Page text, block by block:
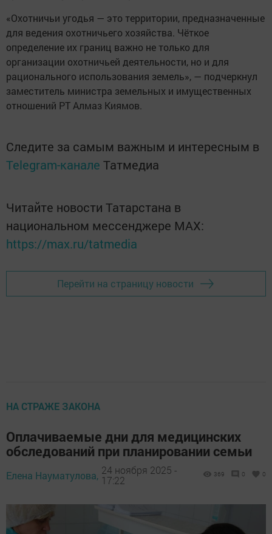
«Охотничьи угодья — это территории, предназначенные
для ведения охотничьего хозяйства. Чёткое
определение их границ важно не только для
организации охотничьей деятельности, но и для
рационального использования земель», — подчеркнул
заместитель министра земельных и имущественных
отношений РТ Алмаз Киямов.
Следите за самым важным и интересным в
Telegram-канале Татмедиа
Читайте новости Татарстана в
национальном мессенджере MАХ:
https://max.ru/tatmedia
Перейти на страницу новости
НА СТРАЖЕ ЗАКОНА
Оплачиваемые дни для медицинских
обследований при планировании семьи
Елена Науматулова, 24 ноября 2025 -
17:22
369 0 0